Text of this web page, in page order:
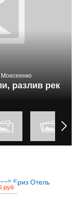
Моисеенко
разлив рек
руб